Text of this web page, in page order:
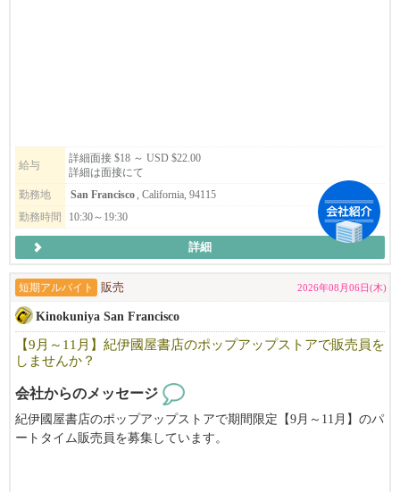
を感じ楽しく働けることを目指している、そんなチームです。
未経験者でも大丈夫です。難しく考えることはありません。特別
な技能も要りません。人が好きで、人を笑顔にする事を仕事にし
たい方、世界で活躍したい方はぜひチームに加わってください！
お待ちしています。
ただける店舗を目指しませんか？
レジュメを添えてご応募ください。皆さまからのご応募を心より
お待ちしております。
給与
詳細面接 $18 ～ USD $22.00
詳細は面接にて
勤務地
San Francisco, California, 94115
勤務時間
10:30～19:30
詳細
短期アルバイト 販売 2026年08月06日(木)
Kinokuniya San Francisco
【9月～11月】紀伊國屋書店のポップアップストアで販売員を
しませんか？
会社からのメッセージ
紀伊國屋書店のポップアップストアで期間限定【9月～11月】のパ
ートタイム販売員を募集しています。